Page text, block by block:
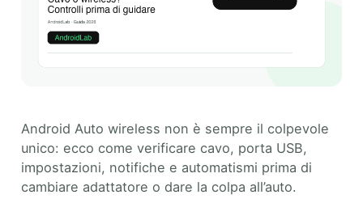
Android Auto wireless non è sempre il colpevole
unico: ecco come verificare cavo, porta USB,
impostazioni, notifiche e automatismi prima di
cambiare adattatore o dare la colpa all’auto.